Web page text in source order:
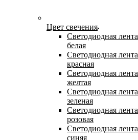
Цвет свечения
Светодиодная лента
белая
Светодиодная лента
красная
Светодиодная лента
желтая
Светодиодная лента
зеленая
Светодиодная лента
розовая
Светодиодная лента
синяя